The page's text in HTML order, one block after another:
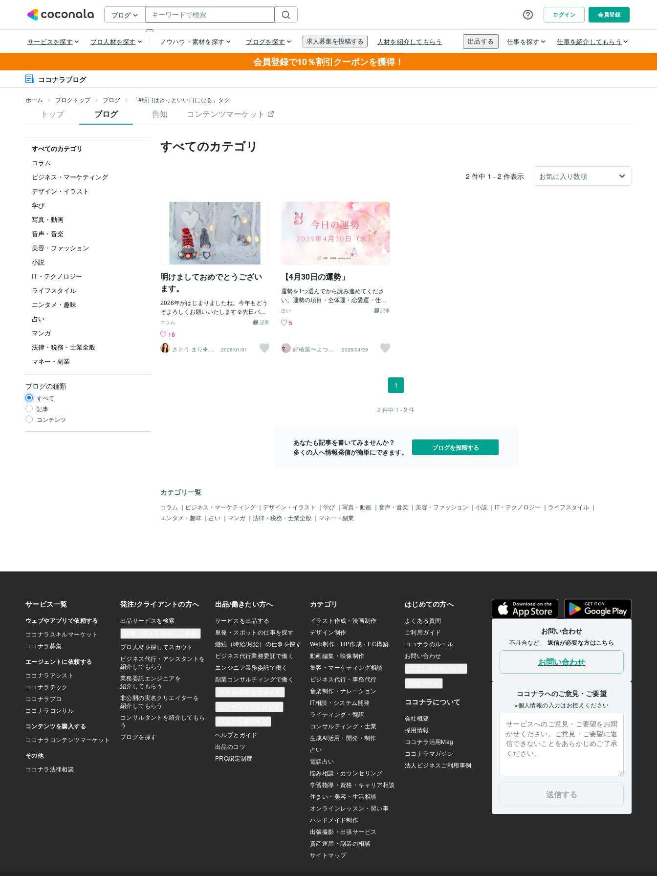
会員登録で10％割引クーポンを獲得！
ココナラブログ
ホーム ブログトップ ブログ 「#明日はきっといい日になる」タグ
トップ ブログ 告知 コンテンツマーケット
すべてのカテゴリ
コラム
ビジネス・マーケティング
デザイン・イラスト
学び
写真・動画
音声・音楽
美容・ファッション
小説
IT・テクノロジー
ライフスタイル
エンタメ・趣味
占い
マンガ
法律・税務・士業全般
マネー・副業
ブログの種類
すべて
記事
コンテンツ
すべてのカテゴリ
2 件中 1 - 2 件表示
明けましておめでとうござい
ます。
2026年がはじまりましたね。今年もどう
ぞよろしくお願いいたします☺️先日バー
の方の最後の仕事の日に、常連様の素敵
なる、と思うから」とおっしゃいまし
た。正直私の心の中では「え？？😱」と
驚きました。5人中3人その女性と同じ考
ティブに眠りにつく習慣はありません
が、なんだかとっても素敵だなぁ、と感
じたのです。一日をそんな気持ちで終え
られるほど、感謝でいっぱいの気持ちで
眠りについたら、翌朝の目覚めもきっと
璧を目指そうとして自分を責めるところ
があり、苦しいなと感じることが多いの
ですが、なんて深い言葉なのでしょう⭐
ちょっとそれを真似させてもらいたい
な、と素敵な発見があった年末でした。
記事
コラム
16
さとう まり✤悩
めるあなたのそ
2026/01/01
【4月30日の運勢」
運勢を1つ選んでから読み進めてくださ
い。運勢の項目・全体運・恋愛運・仕事
運・金運運勢の項目に合わせてメッセー
運勢今日のあなたは、周囲との不必要な
で過ごせるでしょう。タロットカードの
「５のワンド」の逆位置は、競争や意見
れまで感じていた周囲との意見の衝突
を避け、協力することで物事がスムーズ
に進み始めます。周囲の意見にも耳を傾
け、柔軟な対応を心がけることで、より
い、穏やかな関係を取り戻せるでしょ
う。お互いを尊重し、歩み寄る姿勢が大
関係を築く第一歩となります。仕事運：
ていたプロジェクトも、周囲との連携が
スムーズになることで、進展が見込めま
す。自分の意見ばかりを主張するのでは
記事
占い
5
好椿葉〜よつ
ば〜
2025/04/29
1
2 件中 1 - 2 件
あなたも記事を書いてみませんか？
多くの人へ情報発信が簡単にできます。
ブログを投稿する
カテゴリ一覧
コラム ｜ ビジネス・マーケティング ｜ デザイン・イラスト ｜ 学び ｜ 写真・動画 ｜ 音声・音楽 ｜ 美容・ファッション ｜ 小説 ｜ IT・テクノロジー ｜ ライフスタイル ｜
エンタメ・趣味 ｜ 占い ｜ マンガ ｜ 法律・税務・士業全般 ｜ マネー・副業